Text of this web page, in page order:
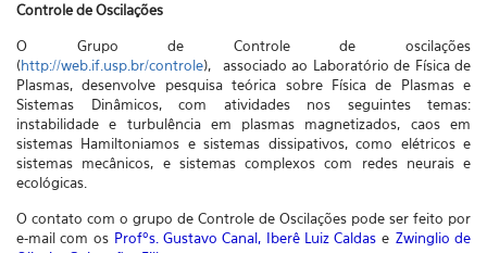
Controle de Oscilações
O Grupo de Controle de oscilações
(http://web.if.usp.br/controle),
associado ao Laboratório de Física de
Plasmas, desenvolve pesquisa teórica sobre Física de Plasmas e
Sistemas Dinâmicos, com atividades nos seguintes temas:
instabilidade e turbulência em plasmas magnetizados, caos em
sistemas Hamiltoniamos e sistemas dissipativos, como elétricos e
sistemas mecânicos, e sistemas complexos com redes neurais e
ecológicas.
O contato com o grupo de Controle de Oscilações pode ser feito por
e-mail com os Profºs. Gustavo Canal, Iberê Luiz Caldas e Zwinglio de